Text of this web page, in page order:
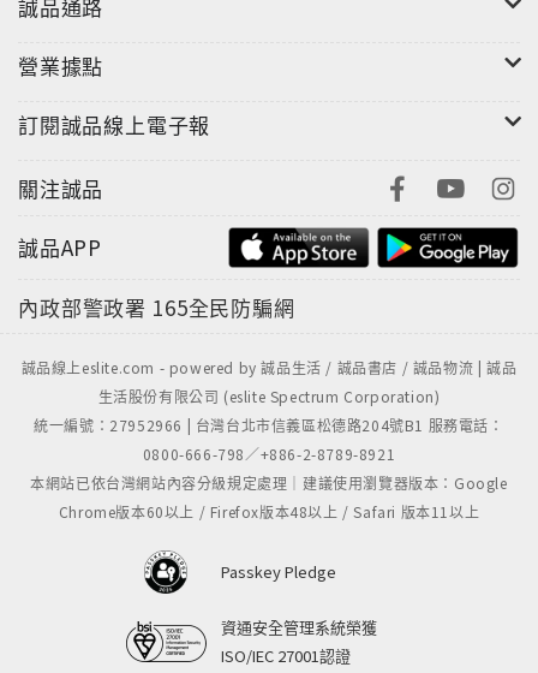
誠品通路
營業據點
訂閱誠品線上電子報
關注誠品
誠品APP
內政部警政署 165全民防騙網
誠品線上eslite.com - powered by 誠品生活 / 誠品書店 / 誠品物流 | 誠品
生活股份有限公司 (eslite Spectrum Corporation)
統一編號：27952966 | 台灣台北市信義區松德路204號B1 服務電話：
0800-666-798／+886-2-8789-8921
本網站已依台灣網站內容分級規定處理｜建議使用瀏覽器版本：Google
Chrome版本60以上 / Firefox版本48以上 / Safari 版本11以上
Passkey Pledge
資通安全管理系統榮獲
ISO/IEC 27001認證